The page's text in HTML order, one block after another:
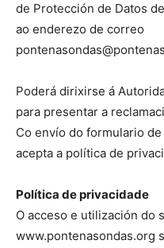
de Protección de Datos de
ao enderezo de correo
Poderá dirixirse á
para presentar a
Co envío do formulario
acepta a política de
Política de privacidade
O acceso e utilización do
www.pontenasondas.org